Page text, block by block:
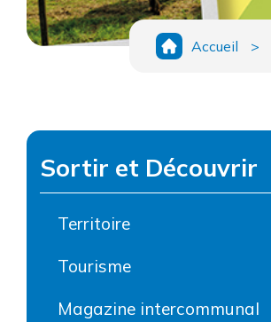
Accueil >
Sortir et Découvrir
Territoire
Tourisme
Magazine intercommunal